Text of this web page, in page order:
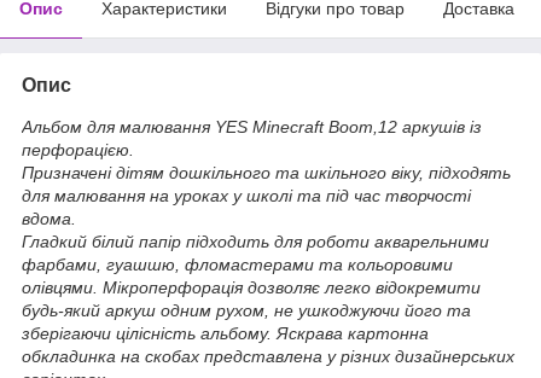
Опис Характеристики Відгуки про товар Доставка
Опис
Альбом для малювання YES Minecraft Boom,12 аркушів із
перфорацією.
Призначені дітям дошкільного та шкільного віку, підходять
для малювання на уроках у школі та під час творчості
вдома.
Гладкий білий папір підходить для роботи акварельними
фарбами, гуашшю, фломастерами та кольоровими
олівцями. Мікроперфорація дозволяє легко відокремити
будь-який аркуш одним рухом, не ушкоджуючи його та
зберігаючи цілісність альбому. Яскрава картонна
обкладинка на скобах представлена ​​у різних дизайнерських